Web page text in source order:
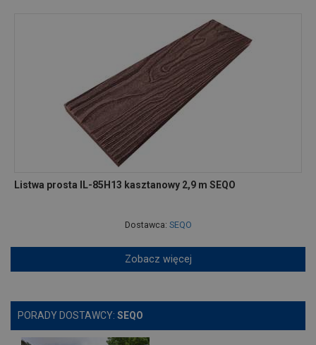
Listwa prosta IL-85H13 kasztanowy 2,9 m SEQO
Dostawca: SEQO
Zobacz więcej
PORADY DOSTAWCY: SEQO